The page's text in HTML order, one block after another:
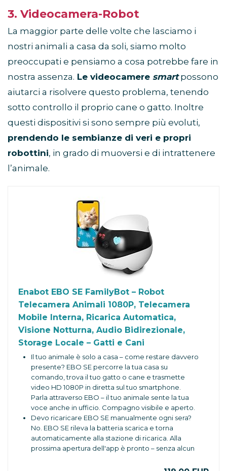
mangiatoia per gatti a batteria garantisce la
massima tranquillità in caso di interruzione di
corrente. Anche se il dispositivo è offline (il WiFi
non ha segnale), la mangiatoia alimentata a
batteria continuerà a nutrire all'ora impostata.
😸【Servizio affidabile e soddisfatto】 In caso di
problemi durante l'utilizzo, non esitate a
contattarci. UIOOQ vi fornirà un supporto tecnico
tempestivo e professionale e vi fornirà una
soluzione soddisfacente.
3. Videocamera-Robot
La maggior parte delle volte che lasciamo i
nostri animali a casa da soli, siamo molto
preoccupati e pensiamo a cosa potrebbe fare in
nostra assenza. Le videocamere smartpossono
aiutarci a risolvere questo problema, tenendo
sotto controllo il proprio cane o gatto. Inoltre
questi dispositivi si sono sempre più evoluti,
prendendo le sembianze di veri e propri
robottini, in grado di muoversi e di intrattenere
l’animale.
Enabot EBO SE FamilyBot – Robot
Telecamera Animali 1080P, Telecamera
Mobile Interna, Ricarica Automatica,
Visione Notturna, Audio Bidirezionale,
Storage Locale – Gatti e Cani
Il tuo animale è solo a casa – come restare davvero
presente? EBO SE percorre la tua casa su
comando, trova il tuo gatto o cane e trasmette
video HD 1080P in diretta sul tuo smartphone.
Parla attraverso EBO – il tuo animale sente la tua
voce anche in ufficio. Compagno visibile e aperto.
Devo ricaricare EBO SE manualmente ogni sera?
No. EBO SE rileva la batteria scarica e torna
automaticamente alla stazione di ricarica. Alla
prossima apertura dell'app è pronto – senza alcun
Dove vengono salvati i video – vanno nel cloud?